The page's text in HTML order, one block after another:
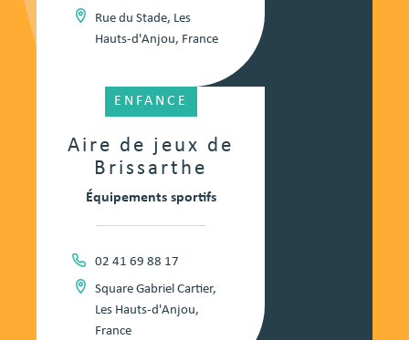
Rue du Stade, Les
Hauts-d'Anjou, France
Aire de jeux de
Brissarthe
ENFANCE
Équipements sportifs
02 41 69 88 17
Square Gabriel Cartier,
Les Hauts-d'Anjou,
France